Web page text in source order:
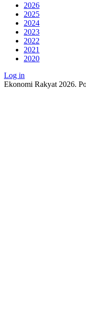
2026
2025
2024
2023
2022
2021
2020
Log in
Ekonomi Rakyat 2026.